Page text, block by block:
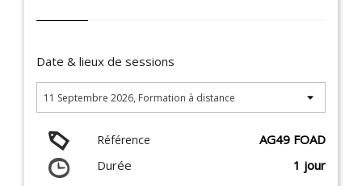
Date & lieux de sessions
Référence
AG49 FOAD
Durée
1 jour